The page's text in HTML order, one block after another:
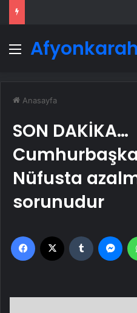
Menü
Anasayfa
SON DAKİKA…
Nüfusta
sorunudur
Facebook Tumblr